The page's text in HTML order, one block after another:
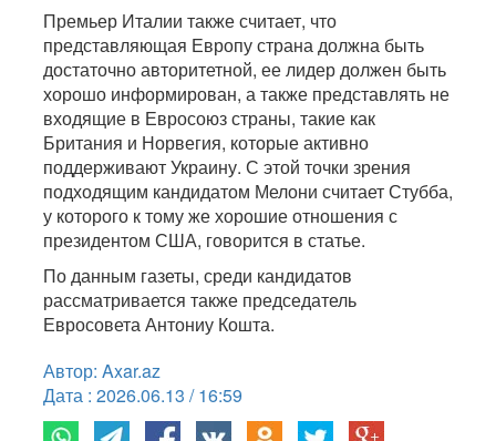
Премьер Италии также считает, что
представляющая Европу страна должна быть
достаточно авторитетной, ее лидер должен быть
хорошо информирован, а также представлять не
входящие в Евросоюз страны, такие как
Британия и Норвегия, которые активно
поддерживают Украину. С этой точки зрения
подходящим кандидатом Мелони считает Стубба,
у которого к тому же хорошие отношения с
президентом США, говорится в статье.
По данным газеты, среди кандидатов
рассматривается также председатель
Евросовета Антониу Кошта.
Автор: Axar.az
Дата : 2026.06.13 / 16:59